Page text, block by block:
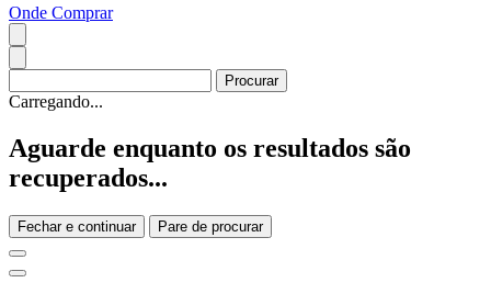
Onde Comprar
Carregando...
Aguarde enquanto os resultados são
recuperados...
Fechar e continuar Pare de procurar